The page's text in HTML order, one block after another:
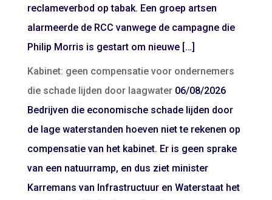
reclameverbod op tabak. Een groep artsen
alarmeerde de RCC vanwege de campagne die
Philip Morris is gestart om nieuwe […]
Kabinet: geen compensatie voor ondernemers
die schade lijden door laagwater 06/08/2026
Bedrijven die economische schade lijden door
de lage waterstanden hoeven niet te rekenen op
compensatie van het kabinet. Er is geen sprake
van een natuurramp, en dus ziet minister
Karremans van Infrastructuur en Waterstaat het